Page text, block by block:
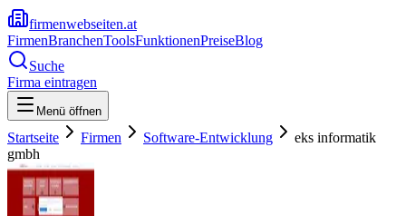
firmenwebseiten.at
FirmenBranchenToolsFunktionenPreiseBlog
Suche
Firma eintragen
Menü öffnen
Startseite Firmen Software-Entwicklung
eks informatik
gmbh